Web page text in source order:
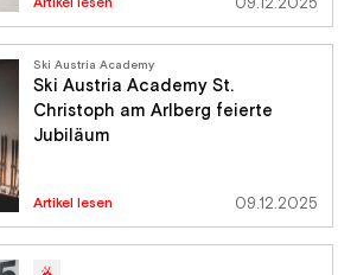
Ski Austria Academy
Ski Austria Academy St.
Christoph am Arlberg feierte
Jubiläum
Artikel lesen 09.12.2025